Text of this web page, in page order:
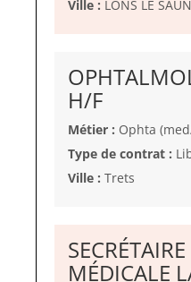
Ville : LONS LE
H/F(Nouvelle
fenêtre)
Métier : Ophta
Type de contrat :
Ville : Trets
SECRÉTAIRE
MÉDICALE